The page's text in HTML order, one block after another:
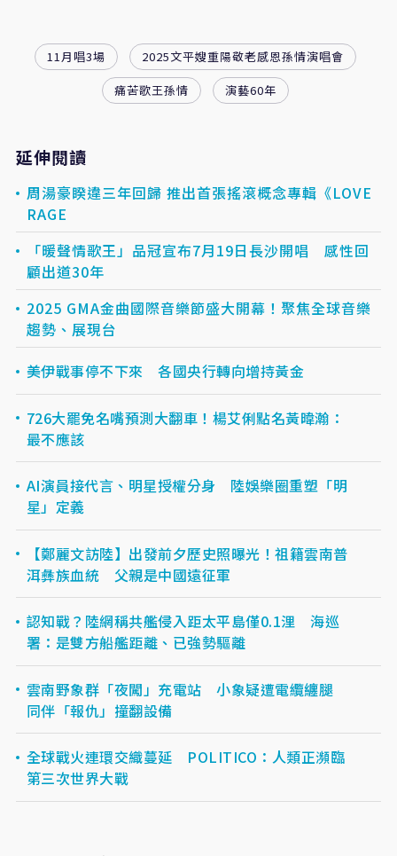
11月唱3場
2025文平嫂重陽敬老感恩孫情演唱會
痛苦歌王孫情
演藝60年
延伸閱讀
周湯豪睽違三年回歸 推出首張搖滾概念專輯《LOVE
RAGE
「暖聲情歌王」品冠宣布7月19日長沙開唱 感性回
顧出道30年
2025 GMA金曲國際音樂節盛大開幕！聚焦全球音樂
趨勢、展現台
美伊戰事停不下來 各國央行轉向增持黃金
726大罷免名嘴預測大翻車！楊艾俐點名黃暐瀚：
最不應該
AI演員接代言、明星授權分身 陸娛樂圈重塑「明
星」定義
【鄭麗文訪陸】出發前夕歷史照曝光！祖籍雲南普
洱彝族血統 父親是中國遠征軍
認知戰？陸網稱共艦侵入距太平島僅0.1浬 海巡
署：是雙方船艦距離、已強勢驅離
雲南野象群「夜闖」充電站 小象疑遭電纜纏腿
同伴「報仇」撞翻設備
全球戰火連環交織蔓延 POLITICO：人類正瀕臨
第三次世界大戰